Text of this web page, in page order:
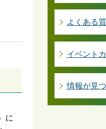
に
よくある
イベント
情報が見